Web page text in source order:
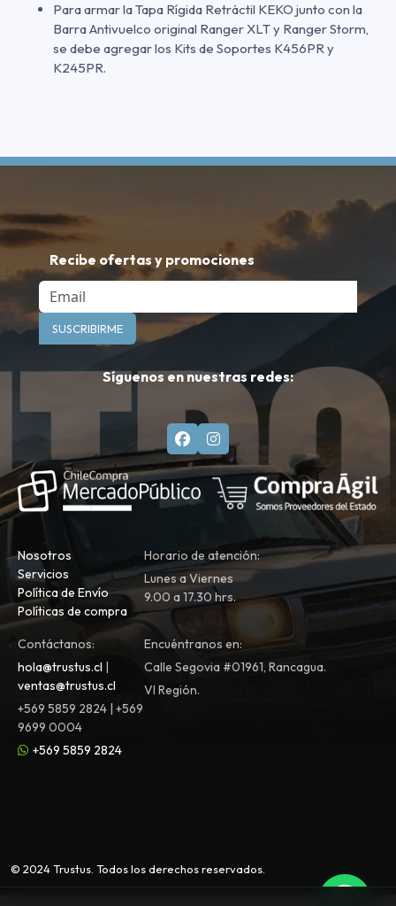
Para armar la Tapa Rígida Retráctil KEKO junto con la
Barra Antivuelco original Ranger XLT y Ranger Storm,
se debe agregar los Kits de Soportes K456PR y
K245PR.
Recibe ofertas y promociones
Email
SUSCRIBIRME
Síguenos en nuestras redes:
Nosotros
Servicios
Política de Envío
Políticas de compra
Horario de atención:
Lunes a Viernes
9.00 a 17.30 hrs.
Contáctanos:
hola@trustus.cl |
ventas@trustus.cl
+569 5859 2824 | +569
9699 0004
+569 5859 2824
Encuéntranos en:
Calle Segovia #01961, Rancagua.
VI Región.
© 2024 Trustus. Todos los derechos reservados.